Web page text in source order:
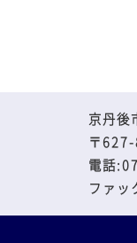
京丹後
〒
電話
ファ